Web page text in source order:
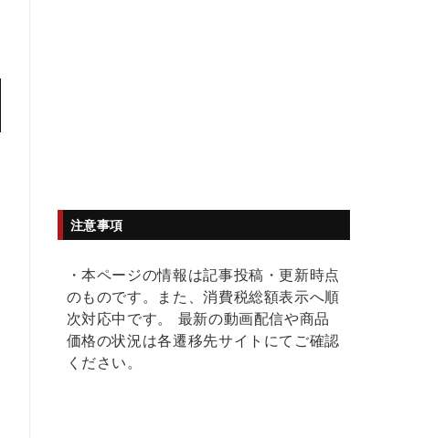
注意事項
・本ページの情報は記事投稿・更新時点
のものです。また、消費税総額表示へ順
次対応中です。 最新の動画配信や商品
価格の状況は各遷移先サイトにてご確認
ください。